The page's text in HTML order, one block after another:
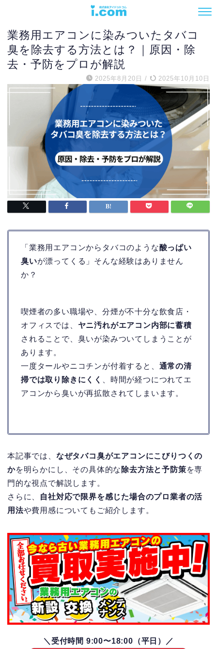
電話でお問い合わせ
業務用エアコンに染みついたタバコ
臭を除去する方法とは？｜原因・除
去・予防をプロが解説
2025年8月20日 / 2025年10月10日
「業務用エアコンからタバコのような酸っぱい
臭いが漂ってくる」そんな経験はありません
か？
喫煙者の多い職場や、分煙が不十分な飲食店・
オフィスでは、 ヤニ汚れがエアコン内部に蓄積
されることで、臭いが染みついてしまうことが
あります。
一度タールやニコチンが付着すると、 通常の清
掃では取り除きにくく
、時間が経つにつれてエ
アコンから臭いが再拡散されてしまいます。
本記事では、 なぜタバコ臭がエアコンにこびりつくの
かを明らかにし、その具体的な 除去方法と予防策を専
門的な視点で解説します。
さらに、
自社対応で限界を感じた場合のプロ業者の活
用法や費用感についてもご紹介します。
＼受付時間 9:00〜18:00（平日）／